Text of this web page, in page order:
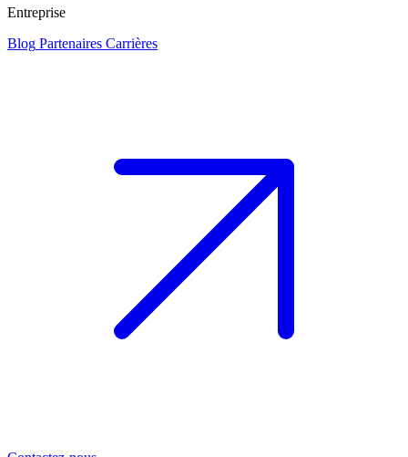
Entreprise
Blog Partenaires Carrières